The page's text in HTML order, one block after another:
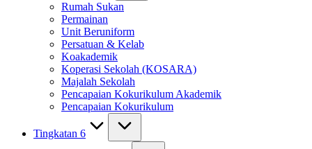
Rumah Sukan
Permainan
Unit Beruniform
Persatuan & Kelab
Koakademik
Koperasi Sekolah (KOSARA)
Majalah Sekolah
Pencapaian Kokurikulum Akademik
Pencapaian Kokurikulum
Tingkatan 6